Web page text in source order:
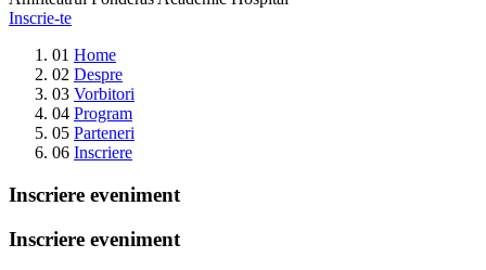
Inscrie-te
01 Home
02 Despre
03 Vorbitori
04 Program
05 Parteneri
06 Inscriere
Inscriere eveniment
Inscriere eveniment